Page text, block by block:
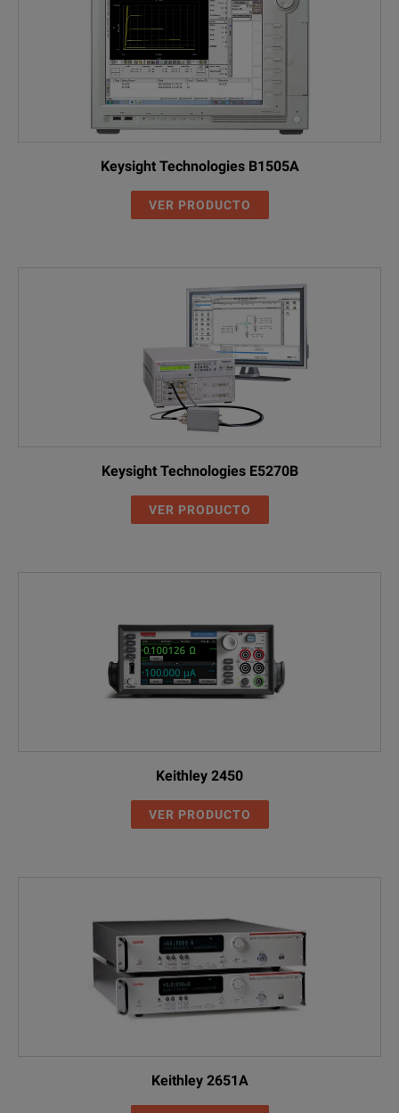
Keysight Technologies B1505A
VER PRODUCTO
Keysight Technologies E5270B
VER PRODUCTO
Keithley 2450
VER PRODUCTO
Keithley 2651A